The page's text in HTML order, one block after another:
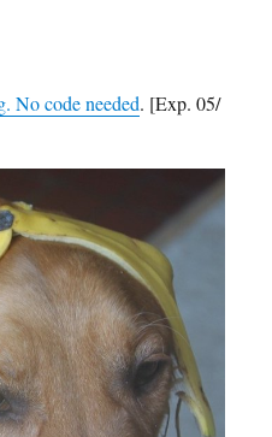
No code needed. [Exp. 05/